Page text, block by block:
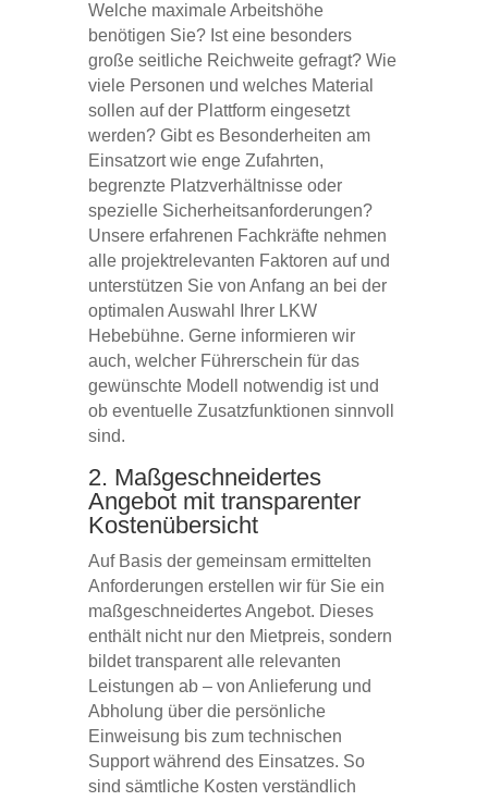
Welche maximale Arbeitshöhe
benötigen Sie? Ist eine besonders
große seitliche Reichweite gefragt? Wie
viele Personen und welches Material
sollen auf der Plattform eingesetzt
werden? Gibt es Besonderheiten am
Einsatzort wie enge Zufahrten,
begrenzte Platzverhältnisse oder
spezielle Sicherheitsanforderungen?
Unsere erfahrenen Fachkräfte nehmen
alle projektrelevanten Faktoren auf und
unterstützen Sie von Anfang an bei der
optimalen Auswahl Ihrer LKW
Hebebühne. Gerne informieren wir
auch, welcher Führerschein für das
gewünschte Modell notwendig ist und
ob eventuelle Zusatzfunktionen sinnvoll
sind.
2. Maßgeschneidertes
Angebot mit transparenter
Kostenübersicht
Auf Basis der gemeinsam ermittelten
Anforderungen erstellen wir für Sie ein
maßgeschneidertes Angebot. Dieses
enthält nicht nur den Mietpreis, sondern
bildet transparent alle relevanten
Leistungen ab – von Anlieferung und
Abholung über die persönliche
Einweisung bis zum technischen
Support während des Einsatzes. So
sind sämtliche Kosten verständlich